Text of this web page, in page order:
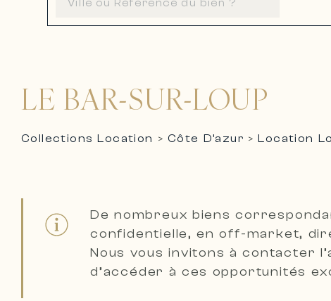
LE BAR-SUR-LOUP
Collections Location >Côte D’azur > Location
De nombreux biens
confidentielle, en off-market,
Nous vous invitons àcontacter
d’accéder à ces opportunités